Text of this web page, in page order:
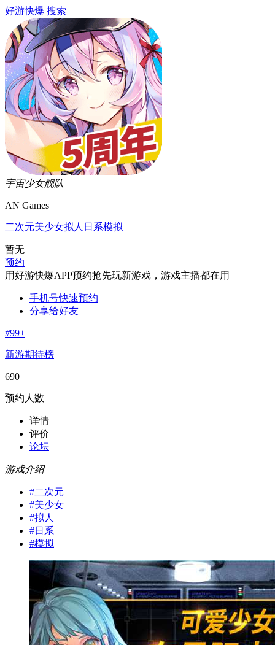
好游快爆 搜索
宇宙少女舰队
AN Games
二次元美少女拟人 日系模拟
暂无
预约
用好游快爆APP预约抢先玩新游戏，游戏主播都在用
手机号快速预约
分享给好友
#99+
新游期待榜
690
预约人数
详情
评价
论坛
游戏介绍
#二次元
#美少女
#拟人
#日系
#模拟